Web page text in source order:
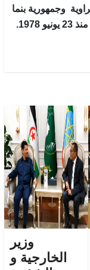
وجمهورية بنما
وزير
الخارجية و